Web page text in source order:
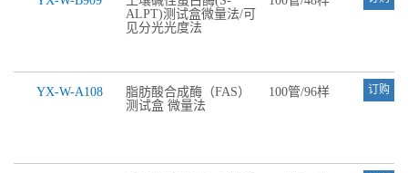
ALPT)测试盒微量法/可
见分光光度法
YX-W-A108
脂肪酸合成酶（FAS）
测试盒 微量法
100管/96样 订购